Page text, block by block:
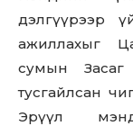
дэлгүүрээр
ажиллахыг
сумын
тусгайлсан
Эрүүл